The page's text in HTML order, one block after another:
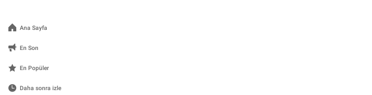
Ana Sayfa
En Son
En Popüler
Daha sonra izle